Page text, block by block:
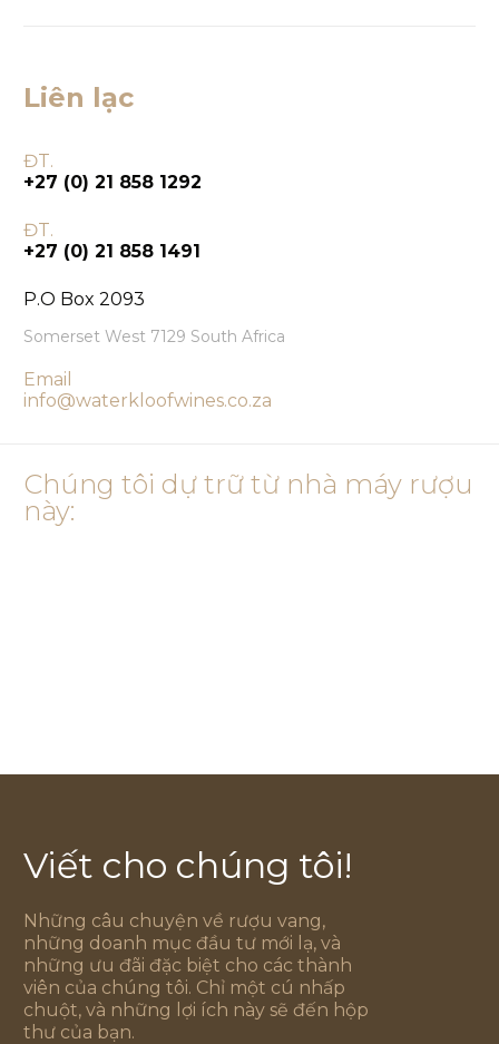
Liên lạc
ĐT.
+27 (0) 21 858 1292
ĐT.
+27 (0) 21 858 1491
P.O Box 2093
Somerset West 7129 South Africa
Email
info@waterkloofwines.co.za
Chúng tôi dự trữ từ nhà máy rượu
này:
Viết cho chúng tôi!
Những câu chuyện về rượu vang,
những doanh mục đầu tư mới lạ, và
những ưu đãi đặc biệt cho các thành
viên của chúng tôi. Chỉ một cú nhấp
chuột, và những lợi ích này sẽ đến hộp
thư của bạn.